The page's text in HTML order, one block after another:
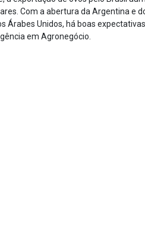
Com a abertura da Argentina e
Árabes Unidos, há boas
em Agronegócio.